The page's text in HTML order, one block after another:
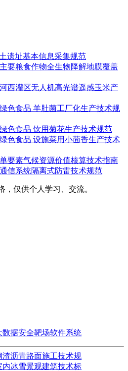
遗址基本信息采集规范
要粮食作物全生物降解地膜覆盖
西灌区无人机高光谱遥感玉米产
色食品 羊肚菌工厂化生产技术规
色食品 饮用菊花生产技术规范
色食品 设施菜用小茴香生产技术
要素气候资源价值核算技术指南
信系统隔离式防雷技术规范
，仅供个人学习、交流。
数据安全靶场软件系统
渣沥青路面施工技术规
内冰雪景观建筑技术标